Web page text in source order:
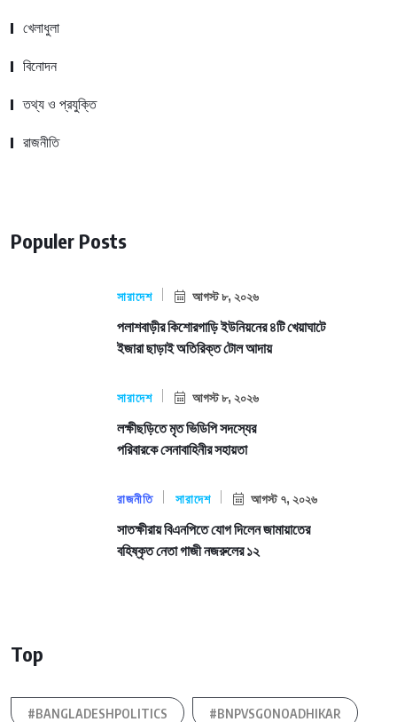
খেলাধুলা
বিনোদন
তথ্য ও প্রযুক্তি
রাজনীতি
Populer Posts
সারাদেশ আগস্ট ৮, ২০২৬
পলাশবাড়ীর কিশোরগাড়ি ইউনিয়নের ৪টি খেয়াঘাটে
ইজারা ছাড়াই অতিরিক্ত টোল আদায়
সারাদেশ আগস্ট ৮, ২০২৬
লক্ষীছড়িতে মৃত ভিডিপি সদস্যের
পরিবারকে সেনাবাহিনীর সহায়তা
রাজনীতি সারাদেশ আগস্ট ৭, ২০২৬
সাতক্ষীরায় বিএনপিতে যোগ দিলেন জামায়াতের
বহিষ্কৃত নেতা গাজী নজরুলের ১২
Top
#BANGLADESHPOLITICS #BNPVSGONOADHIKAR